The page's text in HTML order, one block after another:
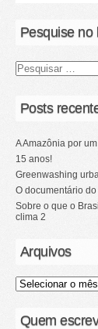
Pesquise no
Posts
A Amazônia por
15 anos!
Greenwashing
O documentário
Sobre o que o
clima 2
Arquivos
Quem